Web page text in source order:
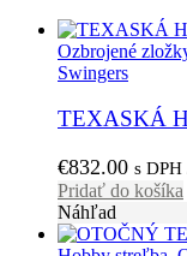
Ozbrojené
Swingers
TEXASKÁ
€832.00 s DPH
Pridať do košíka
Náhľad